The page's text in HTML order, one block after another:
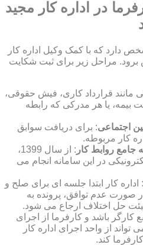
در اداره کار مجید
دارد که با کمک وکیل اداره کار
برود. مراحل زیر برای ثبت شکایت
مانند قرارداد کاری، فیش حقوقی،
بیمه، یا هر مدرکی که رابطه
اجتماعی: برای دریافت سوابق
کار مربوطه.
جامع روابط کار
: از سال 1399،
در این سامانه انجام می
: اداره کار ابتدا جلسه ای برای صلح و
صورت عدم توافق، پرونده به
حل اختلاف ارجاع می شود.
کارگر باشد و کارفرما از اجرای
تواند از واحد اجرای اداره کار
کند.